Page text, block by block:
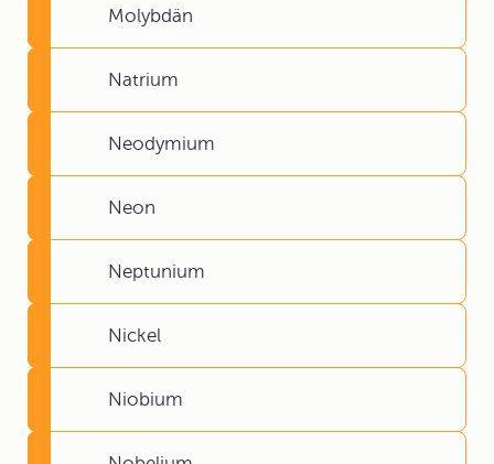
Molybdän
Natrium
Neodymium
Neon
Neptunium
Nickel
Niobium